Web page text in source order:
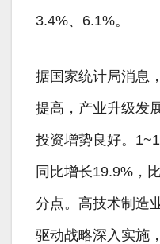
3.4%、6.1%。
据国家统计局消息
提高，产业升级发
投资增势良好。
同比增长19.9%，
分点。高技术制造
驱动战略深入实施